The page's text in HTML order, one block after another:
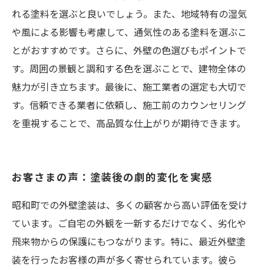
れる塗料を選ぶと良いでしょう。また、地域特有の湿気
や風による影響も考慮して、通気性のある塗料を選ぶこ
とがおすすめです。さらに、外壁の色選びもポイントで
す。周囲の景観と調和する色を選ぶことで、建物全体の
魅力が引き立ちます。最後に、施工業者の選定も大切で
す。信頼できる業者に依頼し、施工前のカウンセリング
を重視することで、高品質な仕上がりが期待できます。
お客さまの声：塗装後の劇的変化を実感
昭和町での外壁塗装は、多くの顧客から高い評価を受け
ています。ご自宅の外観を一新するだけでなく、劣化や
飛来物からの保護にもつながります。特に、最近外壁塗
装を行ったお客様の声が多く寄せられています。彼ら